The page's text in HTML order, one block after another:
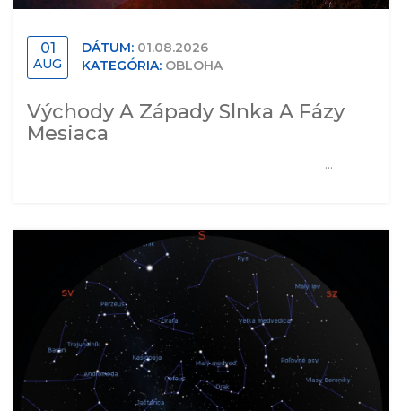
01
AUG
DÁTUM: 01.08.2026
KATEGÓRIA: OBLOHA
Východy A Západy Slnka A Fázy
Mesiaca
...